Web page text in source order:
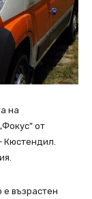
на
от
Кюстендил.
е възрастен